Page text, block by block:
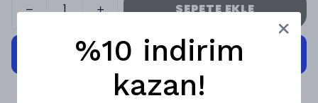
SEPETE EKLE
%10 indirim
kazan!